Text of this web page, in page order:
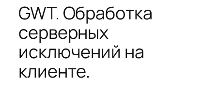
GWT. Обработка
серверных
исключений на
клиенте.